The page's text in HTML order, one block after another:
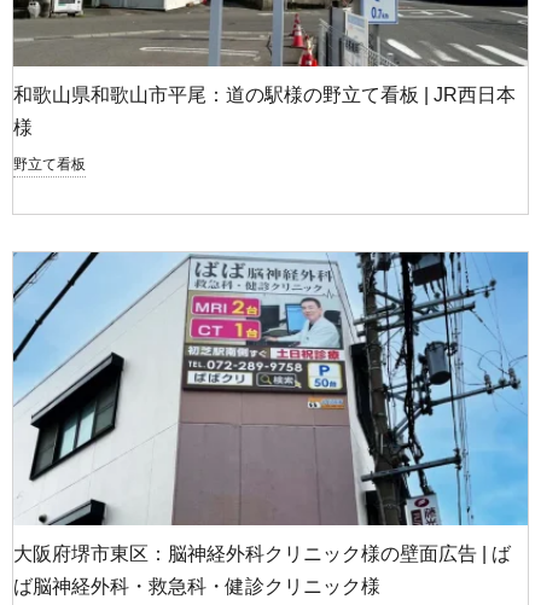
和歌山県和歌山市平尾：道の駅様の野立て看板 | JR西日本
様
野立て看板
大阪府堺市東区：脳神経外科クリニック様の壁面広告 | ば
ば脳神経外科・救急科・健診クリニック様